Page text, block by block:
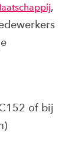
,
of bij